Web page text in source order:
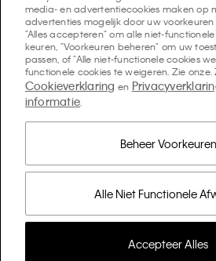
media- en advertentiecookies maken op
advertenties mogelijk door uw voorkeuren
"Alles accepteren" om alle niet-
keuren, "Voorkeuren beheren" om uw
passen, of "Alle niet-functionele cookies
functionele cookies te weigeren. Zie onze.
Cookieverklaring en
informatie
Alle Niet Functionele
Beheer Voorkeuren
Accepteer Alles